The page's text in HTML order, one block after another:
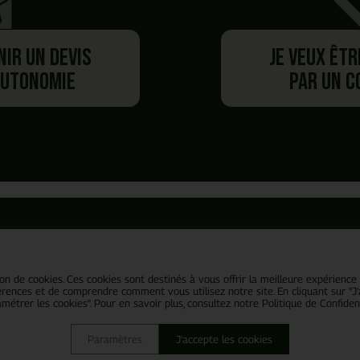
de cookies. Ces cookies sont destinés à vous offrir la meilleure
et de comprendre comment vous utilisez notre site. En cliquant sur
les cookies". Pour en savoir plus, consultez notre Politique de
J'accepte les cookies
Paramètres
un devis
Je veux
par un
Vous avez commencé un panier,
générer un
En autonomie et rapidement ?
Besoin de plus d'information ?
préférezêtre
Planifier un rendez-vous
avec un commercial
& Lunchbag
Mon compte
Mes commandes
Demande de devis
Confidentialité
Blog